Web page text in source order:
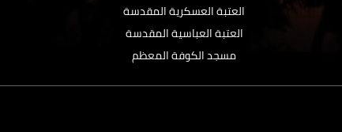
العتبة العسكرية المقدسة
العتبة العباسية المقدسة
مسجد الكوفة المعظم